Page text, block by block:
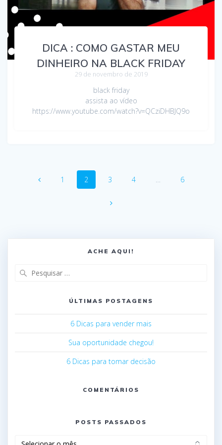
DICA : COMO GASTAR MEU
DINHEIRO NA BLACK FRIDAY
29 de novembro de 2019
black friday
assista ao vídeo
https://www.youtube.com/watch?v=QCziDHBJQ9o
1 2 3 4 … 6
ACHE AQUI!
ÚLTIMAS POSTAGENS
6 Dicas para vender mais
Sua oportunidade chegou!
6 Dicas para tomar decisão
COMENTÁRIOS
POSTS PASSADOS